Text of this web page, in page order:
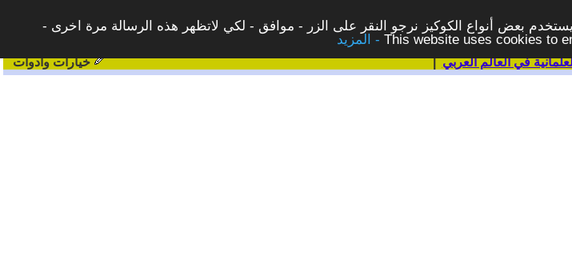
بعض أنواع الكوكيز نرجو النقر على الزر - موافق - لكي لاتظهر هذه الرسالة مرة اخرى -
This website uses cookies to
| خيارات وادوات